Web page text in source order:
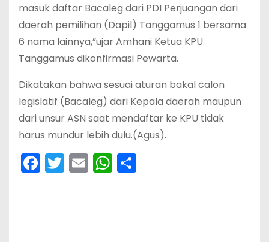
masuk daftar Bacaleg dari PDI Perjuangan dari
daerah pemilihan (Dapil) Tanggamus 1 bersama
6 nama lainnya,”ujar Amhani Ketua KPU
Tanggamus dikonfirmasi Pewarta.
Dikatakan bahwa sesuai aturan bakal calon
legislatif (Bacaleg) dari Kepala daerah maupun
dari unsur ASN saat mendaftar ke KPU tidak
harus mundur lebih dulu.(Agus).
F
a
T
w
E
m
W
h